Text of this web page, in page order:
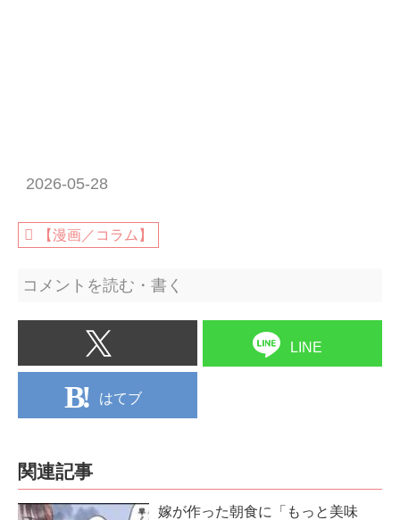
2026-05-28
【漫画／コラム】
コメントを読む・書く
LINE
はてブ
関連記事
嫁が作った朝食に「もっと美味